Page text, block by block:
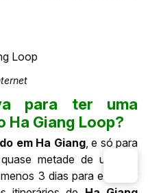
para ter uma
Ha Giang Loop?
em Ha Giang, e só para
metade de um dia,
3 dias para explorar